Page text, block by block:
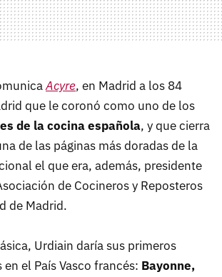
Acyre, en Madrid a los 84
que le coronó como uno de los
de la cocina española, y que cierra
de las páginas más doradas de la
el que era, además, presidente
de Cocineros y Reposteros
de Madrid.
Urdiain daría sus primeros
el País Vasco francés: Bayonne,